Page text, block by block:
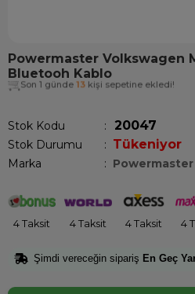
Powermaster Volkswagen
Bluetooh Kablo
Son 1 günde 13 kişi sepetine ekledi!
Stok Kodu 20047
Stok Durumu : Tükeniyor
Marka : Powermaster
4 Taksit 4 Taksit 4 Taksit 4
Şimdi vereceğin sipariş En Geç